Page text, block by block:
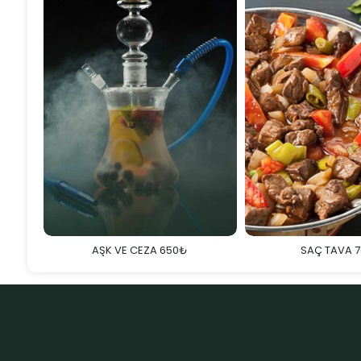
AŞK VE CEZA 650₺ SAÇ TAVA